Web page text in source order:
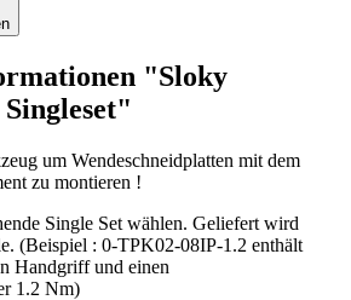
"Sloky
um Wendeschneidplatten mit dem
zu montieren !
Single Set wählen. Geliefert wird
(Beispiel : 0-TPK02-08IP-1.2 enthält
Handgriff und einen
1.2 Nm)